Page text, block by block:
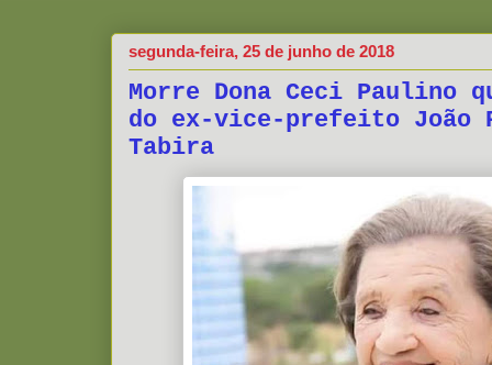
segunda-feira, 25 de junho de 2018
Morre Dona Ceci Paulino
do ex-vice-prefeito João
Tabira